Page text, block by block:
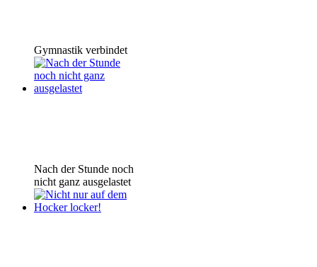
Gymnastik verbindet
Nach der Stunde noch
nicht ganz ausgelastet